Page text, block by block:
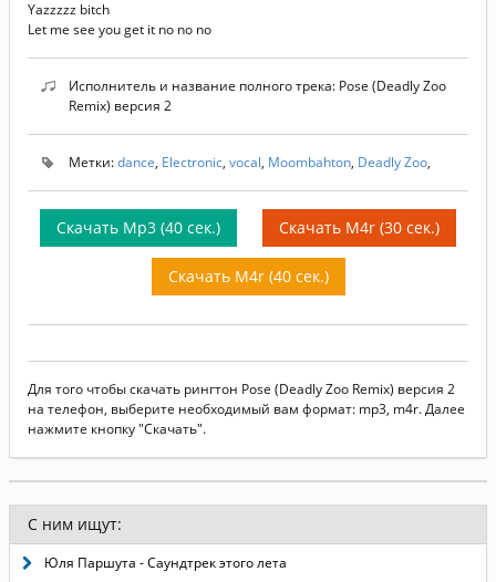
Yazzzzz bitch
Let me see you get it no no no
Исполнитель и название полного трека: Pose (Deadly Zoo
Remix) версия 2
Метки:dance, Electronic, vocal, Moombahton, Deadly Zoo,
Скачать Mp3 (40 сек.) Скачать M4r (30 сек.)
Скачать M4r (40 сек.)
Для того чтобы скачать рингтон Pose (Deadly Zoo Remix) версия 2
на телефон, выберите необходимый вам формат: mp3, m4r. Далее
нажмите кнопку "Скачать".
С ним ищут:
Юля Паршута - Саундтрек этого лета